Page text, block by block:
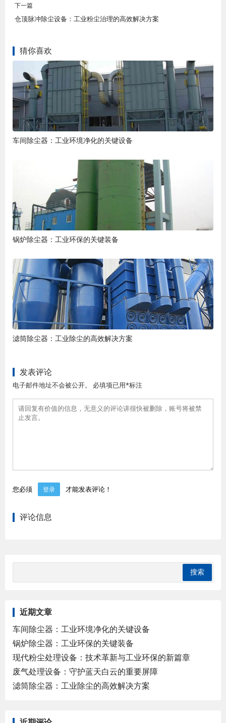
下一篇
仓顶脉冲除尘设备：工业粉尘治理的高效解决方案
猜你喜欢
车间除尘器：工业环境净化的关键设备
锅炉除尘器：工业环保的关键装备
滤筒除尘器：工业除尘的高效解决方案
发表评论
电子邮件地址不会被公开。 必填项已用*标注
您必须 登录 才能发表评论！
评论信息
近期文章
车间除尘器：工业环境净化的关键设备
锅炉除尘器：工业环保的关键装备
现代粉尘处理设备：技术革新与工业环保的新篇章
废气处理设备：守护蓝天白云的重要屏障
滤筒除尘器：工业除尘的高效解决方案